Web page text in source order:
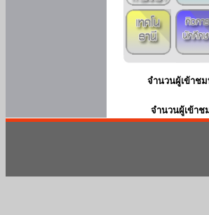
จำนวนผู้เข้าชม
จำนวนผู้เข้าช